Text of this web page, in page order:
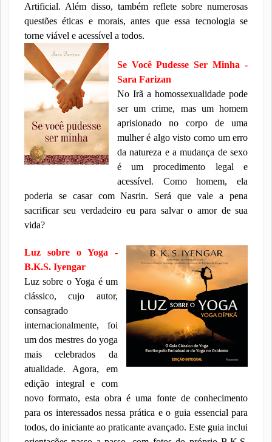
Artificial. Além disso, também reflete sobre numerosas
questões éticas e morais, antes que essa tecnologia se
torne viável e acessível a todos.
Se Você Pudesse Ser Minha -
Sara Farizan
No Irã a homossexualidade pode
ser um crime, mas um homem
aprisionado no corpo de uma
mulher é algo visto como um erro
da natureza e a mudança de sexo
é um procedimento legal e
acessível. Como homem, ela
poderia se casar com Nasrin. Será que vale a pena
sacrificar seu verdadeiro eu para salvar o amor de sua
vida?
Luz sobre o Yoga -
B.K.S. Iyengar
Luz sobre o Yoga é um
clássico, cujo autor,
consagrado
internacionalmente, foi
um dos mestres do yoga
mais celebrados da
atualidade. Agora, em
edição integral e com
novo formato, esta obra é uma fonte de conhecimento
para os interessados nessa prática e o guia essencial para
todos, do iniciante ao praticante avançado. Este guia inclui